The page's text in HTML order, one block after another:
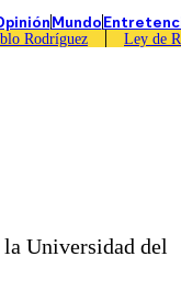
Mundo
Rodríguez Ley de
la Universidad del